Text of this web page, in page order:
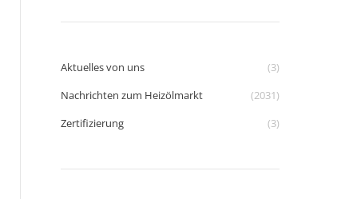
Aktuelles von uns
(3)
Nachrichten zum Heizölmarkt
(2031)
Zertifizierung
(3)